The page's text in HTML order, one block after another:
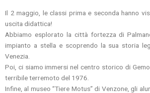
Il 2 maggio, le classi prima e seconda hanno
uscita didattica!
Abbiamo esplorato la città fortezza di
impianto a stella e scoprendo la sua storia
Venezia.
Poi, ci siamo immersi nel centro storico di
terribile terremoto del 1976.
Infine, al museo “Tiere Motus” di Venzone, gli